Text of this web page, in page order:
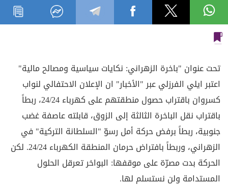
تحت عنوان "باخرة الزهراني: نكايات سياسية ومصالح مالية"
اعتبر ايلي الفرزلي عبر "الأخبار" ان الإعلان الاحتفالي لنواب
كسروان باقتراب حصول منطقتهم على كهرباء 24/24، ربطاً
باقتراب نقل الباخرة الثالثة إلى الزوق، قابلته عاصفة غضب
جنوبية، ربطاً برفض حركة أمل رسوّ "السلطانة التركية" في
الزهراني، وربطاً بافتراض حرمان المنطقة الكهرباء 24/24. لكن
الحركة بدت مصرّة على موقفها: البواخر تعرقل الحلول
المستدامة ولن نستسلم لها.